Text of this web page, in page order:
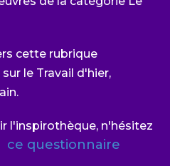
cette rubrique
le Travail d'hier,
l'inspirothèque, n'hésitez
ce questionnaire